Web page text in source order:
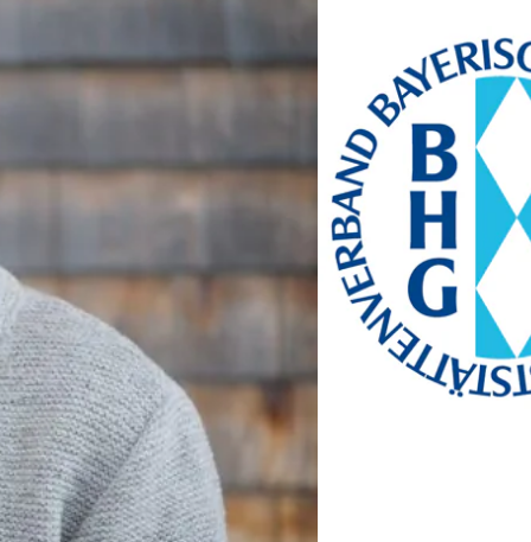
(BTG)
Prinz-Ludwig-Palais
Telefon: +49 89 28760-
Fax: +49 89 28760-121
bayerischekueche@btg-
service.de
www.btg-service.de